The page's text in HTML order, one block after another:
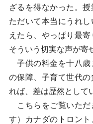
ざるを得なかった。
ただいて本当にうれ
えたら、やっぱり最
そういう切実な声が寄
子供の料金を十八歳
の保障、子育て世代
れば、差は歴然として
こちらをご覧いただ
す）カナダのトロン